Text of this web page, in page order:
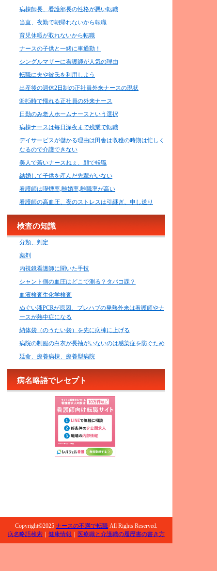
病棟師長、看護部長の性格が悪い転職
当直、夜勤で朝帰れないから転職
育児休暇が取れないから転職
ナースの子供と一緒に車通勤！
シングルマザーに看護師が人気の理由
転職に夫や彼氏を利用しよう
出産後の週休2日制の正社員外来ナースの現状
9時5時で帰れる正社員の外来ナース
日勤のみ老人ホームナースという選択
病棟ナースは毎日深夜まで残業で転職
デイサービスが儲かる理由は田舎は収穫の時期は忙しく
なるので介護できない
美人で若いナースねぇ、顔で転職
結婚して子供を産んだ先輩がいない
看護師は喫煙率,離婚率,離職率が高い
看護師の高血圧、夜のストレスは引継ぎ、申し送り
検査の知識
分類、判定
薬剤
内視鏡看護師に聞いた手技
シャント側の血圧はどこで測る？タバコ課？
血液検査生化学検査
ぬぐい液PCRが原因。プレハブの発熱外来は看護師やナ
ースが熱中症になる
納体袋（のうたい袋）を先に病棟に上げる
病院の制服の白衣が長袖がいないのは感染症を防ぐため
延命、療養病棟、療養型病院
病名略語でレセプト
Copyright©2025 ナースの不満で転職 All Rights Reserved.
病名略語検索 ｜ 健康情報 ｜ 医療職と介護職の履歴書の書き方